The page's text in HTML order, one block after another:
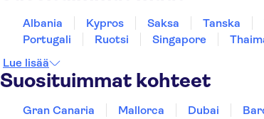
Albania Kypros Saksa Tanska
Portugali
Ruotsi Singapore
Lue lisää
Suosituimmat kohteet
Gran Canaria Mallorca Dubai